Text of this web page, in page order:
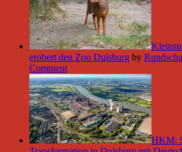
erobert den Zoo Duisburg by
Comment
HKM: